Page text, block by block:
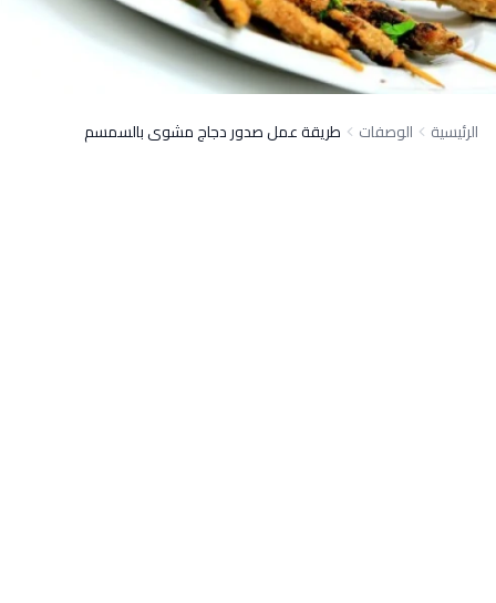
الرئيسية الوصفات طريقة عمل صدور دجاج مشوى بالسمسم